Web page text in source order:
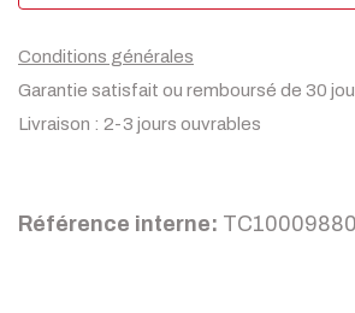
Conditions générales
Garantie satisfait ou remboursé de 30
Livraison : 2-3 jours ouvrables
Référence interne: